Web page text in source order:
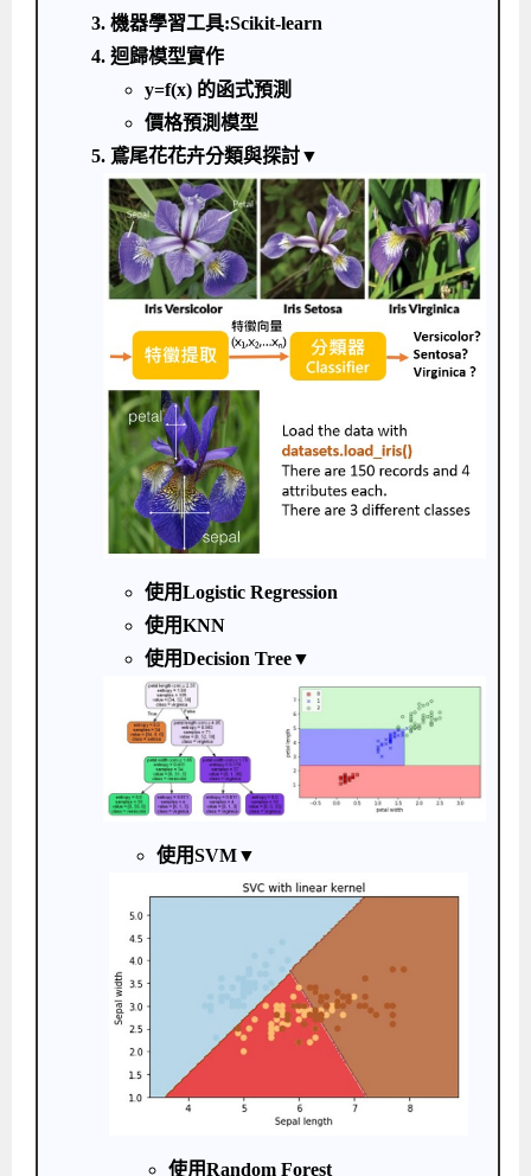
3. 機器學習工具:Scikit-learn
4. 迴歸模型實作
y=f(x) 的函式預測
價格預測模型
5. 鳶尾花花卉分類與探討▼
使用Logistic Regression
使用KNN
使用Decision Tree▼
使用SVM▼
使用Random Forest